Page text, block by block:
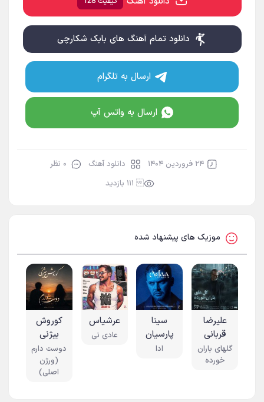
دانلود تمام آهنگ های بابک شکارچی
ارسال به تلگرام
ارسال به واتس آپ
۲۴ فروردین ۱۴۰۴ دانلود آهنگ
۰ نظر
۱۱۱ بازدید
موزیک های پیشنهاد شده
علیرضا
قربانی
گلهای باران
خورده
سینا
پارسیان
ادا
عرشیاس
عادی نی
کوروش
بیژنی
دوست دارم
(ورژن
اصلی)